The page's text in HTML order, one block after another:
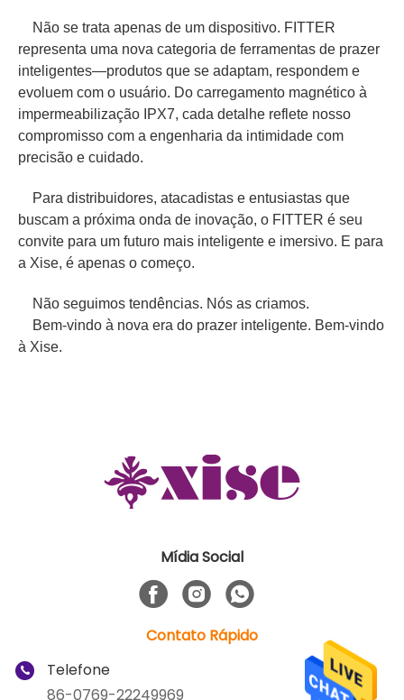
Não se trata apenas de um dispositivo. FITTER
representa uma nova categoria de ferramentas de prazer
inteligentes—produtos que se adaptam, respondem e
evoluem com o usuário. Do carregamento magnético à
impermeabilização IPX7, cada detalhe reflete nosso
compromisso com a engenharia da intimidade com
precisão e cuidado.
Para distribuidores, atacadistas e entusiastas que
buscam a próxima onda de inovação, o FITTER é seu
convite para um futuro mais inteligente e imersivo. E para
a Xise, é apenas o começo.
Não seguimos tendências. Nós as criamos.
Bem-vindo à nova era do prazer inteligente. Bem-vindo
à Xise.
Mídia Social
Contato Rápido
Telefone
86-0769-22249969